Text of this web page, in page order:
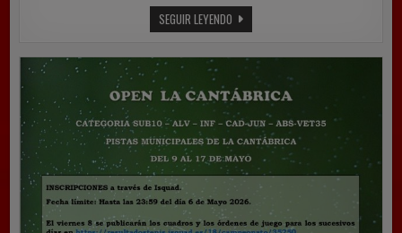
SEGUIR LEYENDO CIRCUITO
CÁNTABRO
PRUEBA
LA
CANTÁBRICA,
SÁBADO
23
DE
MAYO